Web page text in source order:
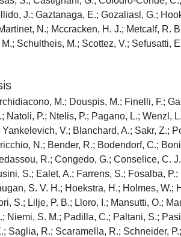
J.; Gaztanaga, E.; Gozaliasl, G.;
N.; Mccracken, H. J.; Metcalf, R.
Schultheis, M.; Scottez, V.; Sefusatti,
M.; Douspis, M.; Finelli, F.;
P.; Ntelis, P.; Pagano, L.; Wenzl,
V.; Blanchard, A.; Sakr, Z.;
N.; Bender, R.; Bodendorf, C.;
R.; Congedo, G.; Conselice, C.
S.; Ealet, A.; Farrens, S.; Fosalba, P.;
S. V. H.; Hoekstra, H.; Holmes, W.;
S.; Lilje, P. B.; Lloro, I.; Mansutti, O.;
Niemi, S. M.; Padilla, C.; Paltani, S.;
Saglia, R.; Scaramella, R.; Schneider,